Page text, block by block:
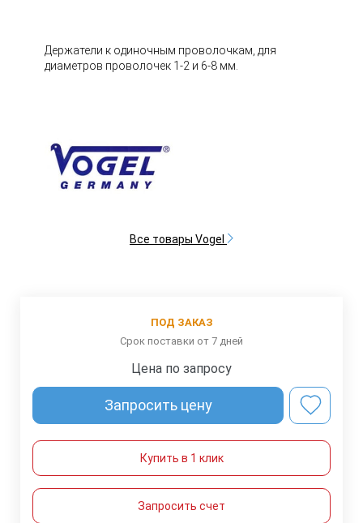
Держатели к одиночным проволочкам, для
диаметров проволочек 1-2 и 6-8 мм.
Все товары Vogel
ПОД ЗАКАЗ
Срок поставки от 7 дней
Цена по запросу
Запросить цену
Купить в 1 клик
Запросить счет